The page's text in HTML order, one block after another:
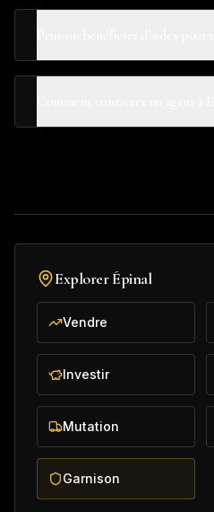
ExplorerÉpinal
Vendre
Investir
Mutation
Garnison